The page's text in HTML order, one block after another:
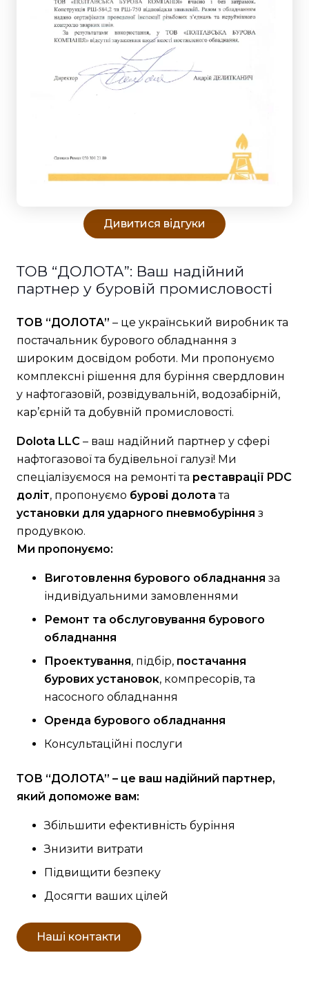
Дивитися відгуки
ТОВ “ДОЛОТА”: Ваш надійний
партнер у буровій промисловості
ТОВ “ДОЛОТА” – це український виробник та
постачальник бурового обладнання з
широким досвідом роботи. Ми пропонуємо
комплексні рішення для буріння свердловин
у нафтогазовій, розвідувальній, водозабірній,
кар’єрній та добувній промисловості.
Dolota LLC – ваш надійний партнер у сфері
нафтогазової та будівельної галузі! Ми
спеціалізуємося на ремонті та реставрації PDC
доліт, пропонуємо бурові долота та
установки для ударного пневмобуріння з
продувкою.
Ми пропонуємо:
Виготовлення бурового обладнання за
індивідуальними замовленнями
Ремонт та обслуговування бурового
обладнання
Проектування, підбір, постачання
бурових установок, компресорів, та
насосного обладнання
Оренда бурового обладнання
Консультаційні послуги
ТОВ “ДОЛОТА” – це ваш надійний партнер,
який допоможе вам:
Збільшити ефективність буріння
Знизити витрати
Підвищити безпеку
Досягти ваших цілей
Наші контакти